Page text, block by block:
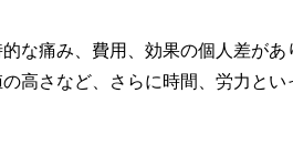
な痛み、費用、効果の個人差が
高さなど、さらに時間、労力と